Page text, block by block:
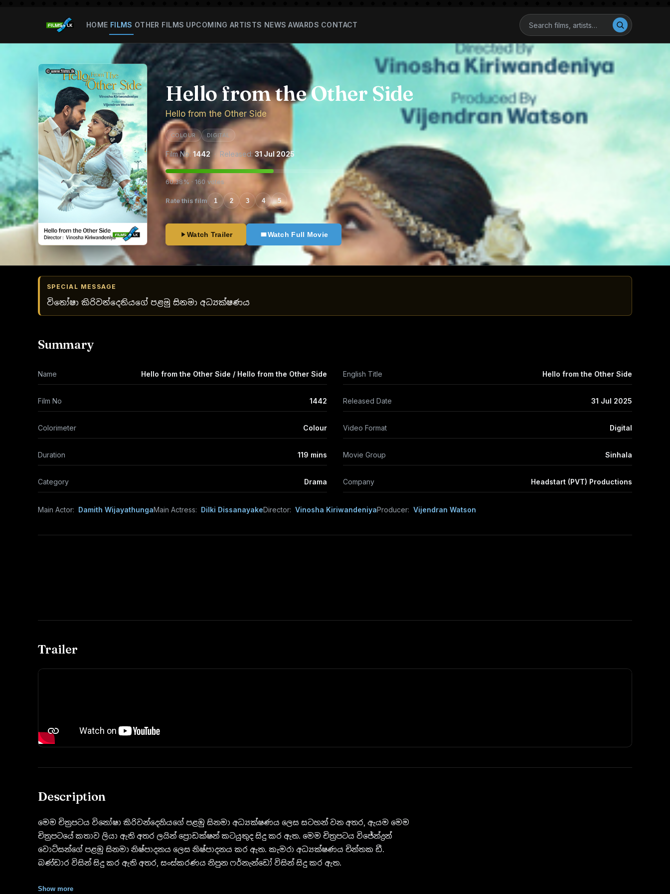
HOME FILMS OTHER FILMS UPCOMING ARTISTS NEWS AWARDS CONTACT
Hello from the Other Side
Hello from the Other Side
COLOUR DIGITAL
Film No: 1442 · Released:31 Jul 2025
60.38% · 160 votes
Rate this film 1 2 3 4 5
Watch Trailer Watch Full Movie
SPECIAL MESSAGE
විනෝෂා කිරිවන්දෙනියගේ පළමු සිනමා අධ්‍යක්ෂණය
Summary
Name Hello from the Other Side / Hello from the Other Side English Title Hello from the Other Side
Film No 1442 Released Date 31 Jul 2025
Colorimeter Colour Video Format Digital
Duration 119 mins Movie Group Sinhala
Category Drama Company Headstart (PVT) Productions
Main Actor: Damith WijayathungaMain Actress: Dilki DissanayakeDirector: Vinosha KiriwandeniyaProducer: Vijendran Watson
Trailer
Description
මෙම චිත්‍රපටය විනෝෂා කිරිවන්දෙනියගේ පළමු සිනමා අධ්‍යක්ෂණය ලෙස සටහන් වන අතර, ඇයම මෙම
චිත්‍රපටයේ කතාව ලියා ඇති අතර ලයින් ප්‍රොඩක්ෂන් කටයුතුද සිදු කර ඇත. මෙම චිත්‍රපටය විජේන්ද්‍රන්
වොට්සන්ගේ පළමු සිනමා නිෂ්පාදනය ලෙස නිෂ්පාදනය කර ඇත. කැමරා අධ්‍යක්ෂණය චින්තක ඩී.
බණ්ඩාර විසින් සිදු කර ඇති අතර, සංස්කරණය නිපුන ෆර්නැන්ඩෝ විසින් සිදු කර ඇත.
පළමු සහාය අධ්‍යක්ෂවරයා ලෙස ප්‍රදීප් කේ. රාජපක්ෂ කටයුතු කර ඇති අතර, දෙවන සහාය අධ්‍යක්ෂකවරු
Show more